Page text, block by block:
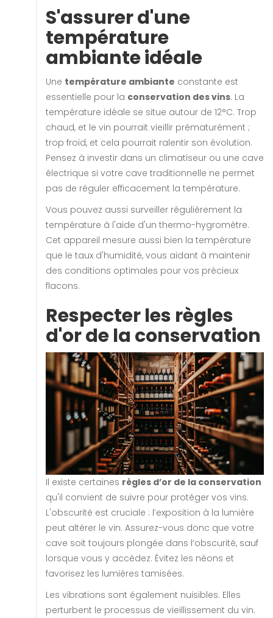
S'assurer d'une
température
ambiante idéale
Une température ambiante constante est
essentielle pour la conservation des vins. La
température idéale se situe autour de 12°C. Trop
chaud, et le vin pourrait vieillir prématurément ;
trop froid, et cela pourrait ralentir son évolution.
Pensez à investir dans un climatiseur ou une cave
électrique si votre cave traditionnelle ne permet
pas de réguler efficacement la température.
Vous pouvez aussi surveiller régulièrement la
température à l'aide d'un thermo-hygromètre.
Cet appareil mesure aussi bien la température
que le taux d'humidité, vous aidant à maintenir
des conditions optimales pour vos précieux
flacons.
Respecter les règles
d'or de la conservation
Il existe certaines règles d’or de la conservation
qu'il convient de suivre pour protéger vos vins.
L'obscurité est cruciale : l’exposition à la lumière
peut altérer le vin. Assurez-vous donc que votre
cave soit toujours plongée dans l’obscurité, sauf
lorsque vous y accédez. Évitez les néons et
favorisez les lumières tamisées.
Les vibrations sont également nuisibles. Elles
perturbent le processus de vieillissement du vin.